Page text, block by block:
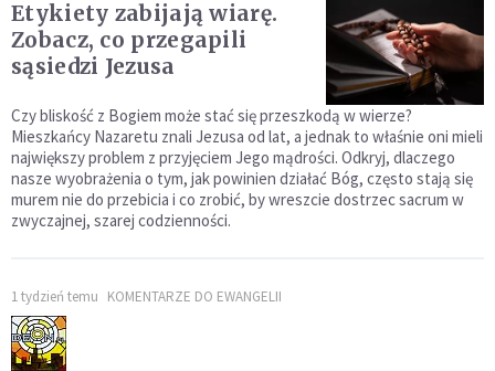
Etykiety zabijają wiarę.
Zobacz, co przegapili
sąsiedzi Jezusa
Czy bliskość z Bogiem może stać się przeszkodą w wierze?
Mieszkańcy Nazaretu znali Jezusa od lat, a jednak to właśnie oni mieli
największy problem z przyjęciem Jego mądrości. Odkryj, dlaczego
nasze wyobrażenia o tym, jak powinien działać Bóg, często stają się
murem nie do przebicia i co zrobić, by wreszcie dostrzec sacrum w
zwyczajnej, szarej codzienności.
1 tydzień temu KOMENTARZE DO EWANGELII